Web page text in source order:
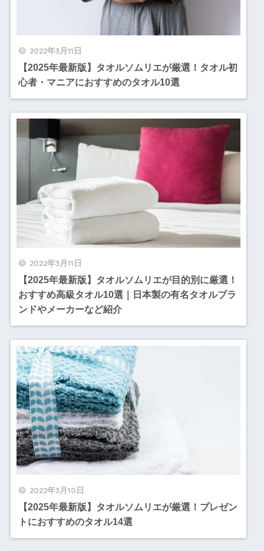
2022年3月11日
【2025年最新版】タオルソムリエが厳選！タオル初
心者・マニアにおすすめのタオル10選
2022年3月11日
【2025年最新版】タオルソムリエが目的別に厳選！
おすすめ高級タオル10選｜日本製の有名タオルブラ
ンドやメーカーなど紹介
2022年3月10日
【2025年最新版】タオルソムリエが厳選！プレゼン
トにおすすめのタオル14選